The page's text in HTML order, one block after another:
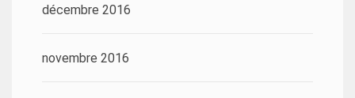
décembre 2016
novembre 2016